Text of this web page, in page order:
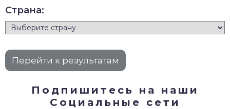
Страна:
Подпишитесь на наши
Социальные сети